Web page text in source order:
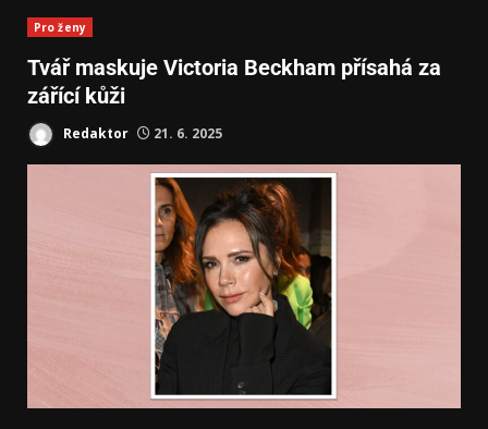
Pro ženy
Tvář maskuje Victoria Beckham přísahá za
zářící kůži
Redaktor 21. 6. 2025